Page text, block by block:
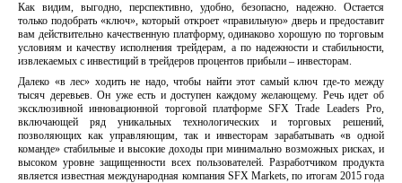
Как видим, выгодно, перспективно, удобно, безопасно, надежно. Остается
только подобрать «ключ», который откроет «правильную» дверь и предоставит
вам действительно качественную платформу, одинаково хорошую по торговым
условиям и качеству исполнения трейдерам, а по надежности и стабильности,
извлекаемых с инвестиций в трейдеров процентов прибыли – инвесторам.
Далеко «в лес» ходить не надо, чтобы найти этот самый ключ где-то между
тысяч деревьев. Он уже есть и доступен каждому желающему. Речь идет об
эксклюзивной инновационной торговой платформе SFX Trade Leaders Pro,
включающей ряд уникальных технологических и торговых решений,
позволяющих как управляющим, так и инвесторам зарабатывать «в одной
команде» стабильные и высокие доходы при минимально возможных рисках, и
высоком уровне защищенности всех пользователей. Разработчиком продукта
является известная международная компания SFX Markets, по итогам 2015 года